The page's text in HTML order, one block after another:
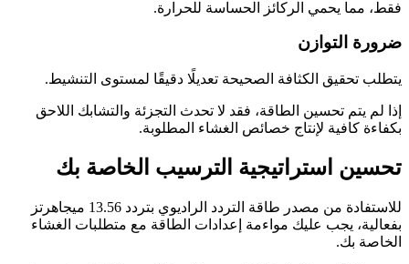
فقط، مما يحمي الركائز الحساسة للحرارة.
ضرورة التوازن
يتطلب تحقيق الكثافة الصحيحة تعديلًا دقيقًا لمستوى التنشيط.
إذا لم يتم تحسين الطاقة، فقد لا تحدث التجزئة والتشابك اللاحق
بكفاءة كافية لإنتاج خصائص الغشاء المطلوبة.
تحسين استراتيجية الترسيب الخاصة بك
للاستفادة من مصدر طاقة التردد الراديوي بتردد 13.56 ميجاهرتز
بفعالية، يجب عليك مواءمة إعدادات الطاقة مع متطلبات الغشاء
الخاصة بك.